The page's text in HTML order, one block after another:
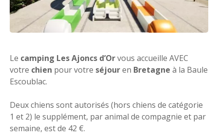
Le camping Les Ajoncs d’Orvous accueille AVEC
votre chien pour votre séjouren Bretagne à la Baule
Escoublac.
Deux chiens sont autorisés (hors chiens de catégorie
1 et 2) le supplément, par animal de compagnie et par
semaine, est de 42 €.